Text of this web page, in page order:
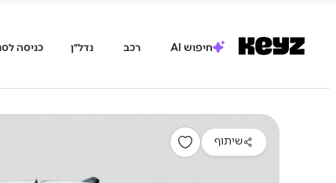
חיפוש AI רכב נדל״ן כניסה
שיתוף